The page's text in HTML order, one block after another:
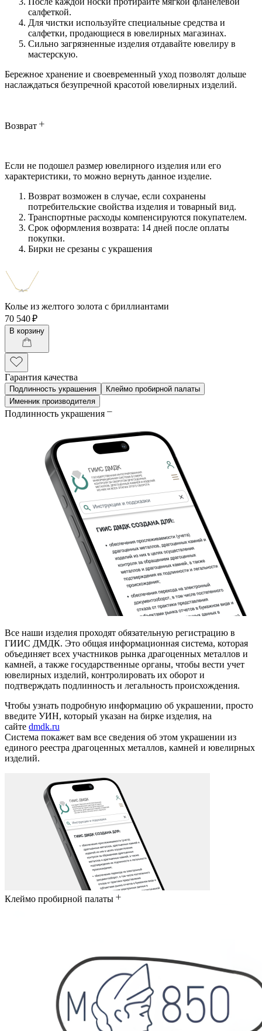
салфеткой.
Для чистки используйте специальные средства и
салфетки, продающиеся в ювелирных магазинах.
Сильно загрязненные изделия отдавайте ювелиру в
мастерскую.
Бережное хранение и своевременный уход позволят дольше
наслаждаться безупречной красотой ювелирных изделий.
Возврат
Если не подошел размер ювелирного изделия или его
характеристики, то можно вернуть данное изделие.
Возврат возможен в случае, если сохранены
потребительские свойства изделия и товарный вид.
Транспортные расходы компенсируются покупателем.
Срок оформления возврата: 14 дней после оплаты
покупки.
Бирки не срезаны с украшения
Колье из желтого золота с бриллиантами
70 540 ₽
В корзину
Гарантия качества
Подлинность украшения
Клеймо пробирной палаты
Именник производителя
Подлинность украшения
Все наши изделия проходят обязательную регистрацию в
ГИИС ДМДК. Это общая информационная система, которая
объединяет всех участников рынка драгоценных металлов и
камней, а также государственные органы, чтобы вести учет
ювелирных изделий, контролировать их оборот и
подтверждать подлинность и легальность происхождения.
Чтобы узнать подробную информацию об украшении, просто
введите УИН, который указан на бирке изделия, на
сайте dmdk.ru
Система покажет вам все сведения об этом украшении из
единого реестра драгоценных металлов, камней и ювелирных
изделий.
Клеймо пробирной палаты